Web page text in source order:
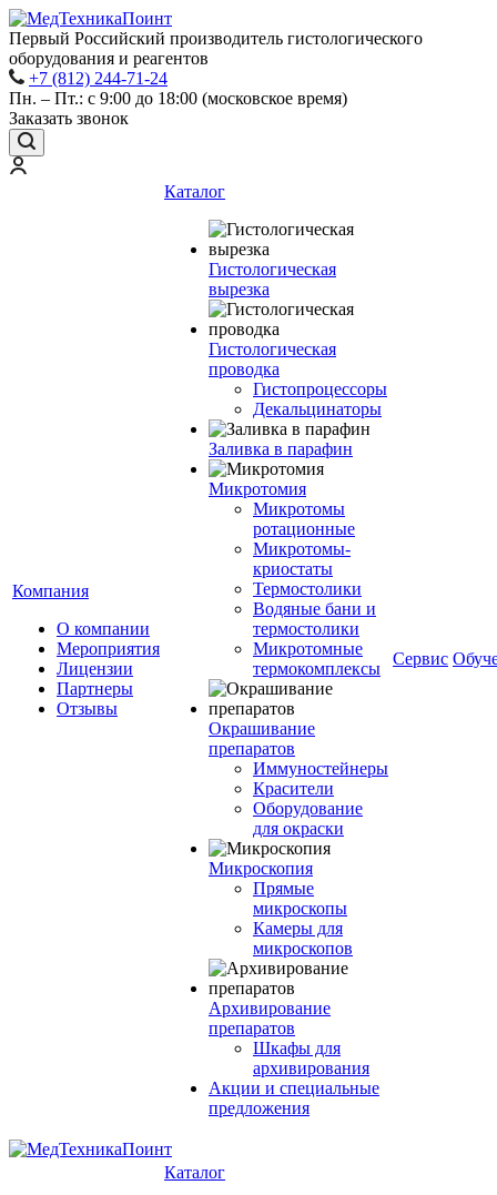
Первый Российский производитель гистологического
оборудования и реагентов
+7 (812) 244-71-24
Пн. – Пт.: с 9:00 до 18:00 (московское время)
Заказать звонок
Компания
О компании
Мероприятия
Лицензии
Партнеры
Отзывы
Каталог
Гистологическая
вырезка
Гистологическая
проводка
Гистопроцессоры
Декальцинаторы
Заливка в парафин
Микротомия
Микротомы
ротационные
Микротомы-
криостаты
Термостолики
Водяные бани и
термостолики
Микротомные
термокомплексы
Окрашивание
препаратов
Иммуностейнеры
Красители
Оборудование
для окраски
Микроскопия
Прямые
микроскопы
Камеры для
микроскопов
Архивирование
препаратов
Шкафы для
архивирования
Акции и специальные
предложения
Сервис
Каталог